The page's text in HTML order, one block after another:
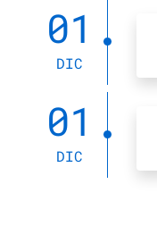
01
DIC
01
DIC